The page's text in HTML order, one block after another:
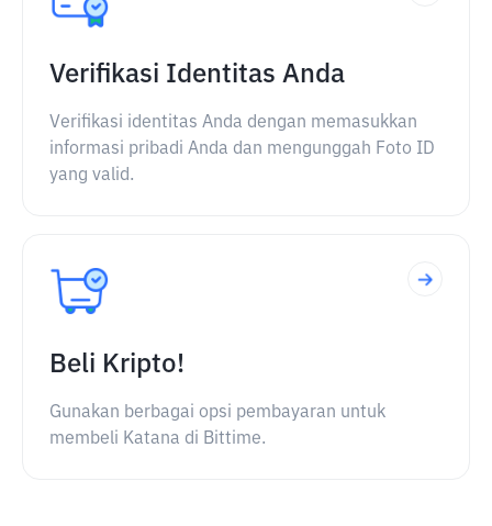
Verifikasi Identitas Anda
Verifikasi identitas Anda dengan memasukkan
informasi pribadi Anda dan mengunggah Foto ID
yang valid.
Beli Kripto!
Gunakan berbagai opsi pembayaran untuk
membeli Katana di Bittime.